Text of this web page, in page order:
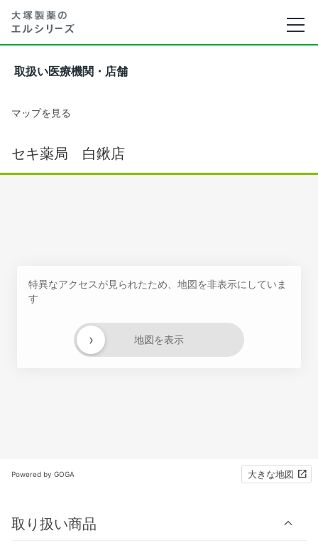
取扱い医療機関・店舗
マップを見る
セキ薬局 白鍬店
特異なアクセスが見られたため、地図を非表示にしていま
す
地図を表示
›
Powered by GOGA 大きな地図
取り扱い商品